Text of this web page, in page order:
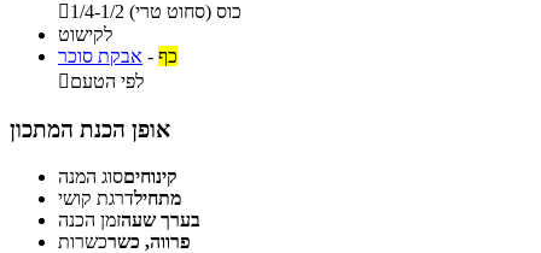

1/4-1/2 כוס (סחוט טרי)
לקישוט
אבקת סוכר - כף
לפי הטעם
אופן הכנת המתכון
קינוחיםסוג המנה
מתחילדרגת קושי
בערך שעהזמן הכנה
פרווה, כשרכשרות